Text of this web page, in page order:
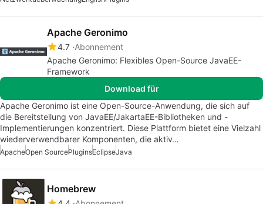
Apache Geronimo
4.7 Abonnement
Apache Geronimo: Flexibles Open-Source JavaEE-
Framework
Download für
Apache Geronimo ist eine Open-Source-Anwendung, die sich auf
die Bereitstellung von JavaEE/JakartaEE-Bibliotheken und -
Implementierungen konzentriert. Diese Plattform bietet eine Vielzahl
wiederverwendbarer Komponenten, die aktiv…
ApacheOpen SourcePluginsEclipseJava
Homebrew